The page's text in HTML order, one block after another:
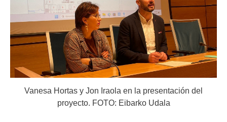
Vanesa Hortas y Jon Iraola en la presentación del
proyecto. FOTO: Eibarko Udala